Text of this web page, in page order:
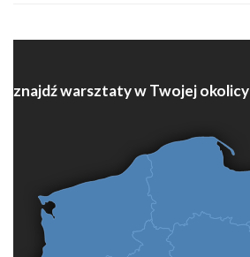
znajdź warsztaty w Twojej okolicy